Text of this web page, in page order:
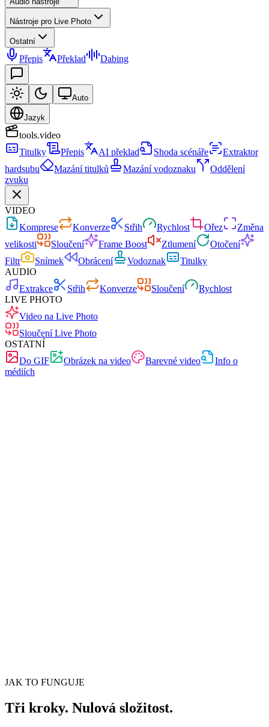
Nástroje pro Live Photo
Ostatní
Přepis Překlad Dabing
Auto
Jazyk
tools.video
Titulky
Přepis AI překlad Shoda scénáře
Extraktor
hardsubu
Mazání titulků Mazání vodoznaku
Oddělení
zvuku
VIDEO
Komprese
Konverze Střih Rychlost Ořez
Změna
velikosti
Sloučení Frame Boost Ztlumení
Otočení
Filtr
Snímek Obrácení Vodoznak
Titulky
AUDIO
Extrakce
Střih Konverze Sloučení
Rychlost
LIVE PHOTO
Video na Live Photo
Sloučení Live Photo
OSTATNÍ
Do GIF
Obrázek na video Barevné video
Info o
médiích
JAK TO FUNGUJE
Tři kroky. Nulová složitost.